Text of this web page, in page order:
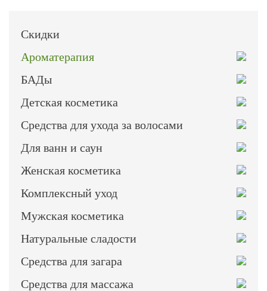
Скидки
Ароматерапия
БАДы
Детская косметика
Средства для ухода за волосами
Для ванн и саун
Женская косметика
Комплексный уход
Мужская косметика
Натуральные сладости
Средства для загара
Средства для массажа